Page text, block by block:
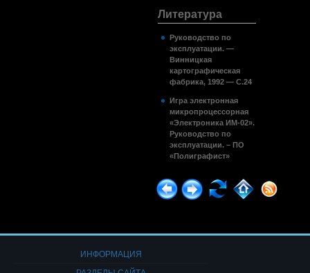
Литература
Руководство по
эксплуатации. —
Винницкая
картографическая
фабрика, 1992 — С.24
Игра электронная
микропроцессорная
«Электроника ИМ-02».
Руководство по
эксплуатации. – ПО
«Полиграфист»
ИНФОРМАЦИЯ